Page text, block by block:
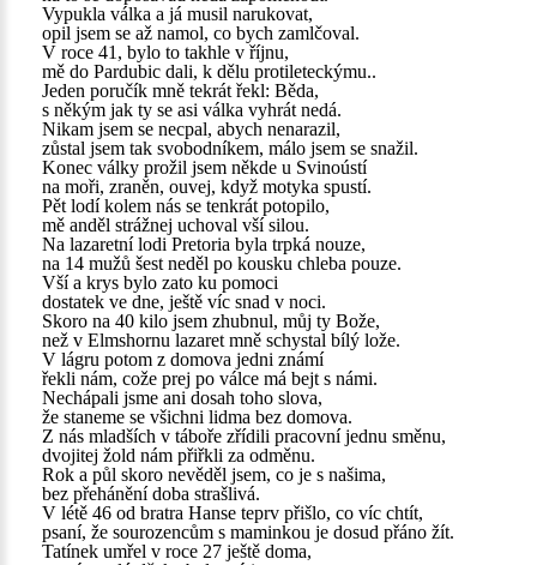
Vypukla válka a já musil narukovat,
opil jsem se až namol, co bych zamlčoval.
V roce 41, bylo to takhle v říjnu,
mě do Pardubic dali, k dělu protileteckýmu..
Jeden poručík mně tekrát řekl: Běda,
s někým jak ty se asi válka vyhrát nedá.
Nikam jsem se necpal, abych nenarazil,
zůstal jsem tak svobodníkem, málo jsem se snažil.
Konec války prožil jsem někde u Svinoústí
na moři, zraněn, ouvej, když motyka spustí.
Pět lodí kolem nás se tenkrát potopilo,
mě anděl strážnej uchoval vší silou.
Na lazaretní lodi Pretoria byla trpká nouze,
na 14 mužů šest neděl po kousku chleba pouze.
Vší a krys bylo zato ku pomoci
dostatek ve dne, ještě víc snad v noci.
Skoro na 40 kilo jsem zhubnul, můj ty Bože,
než v Elmshornu lazaret mně schystal bílý lože.
V lágru potom z domova jedni známí
řekli nám, cože prej po válce má bejt s námi.
Nechápali jsme ani dosah toho slova,
že staneme se všichni lidma bez domova.
Z nás mladších v táboře zřídili pracovní jednu směnu,
dvojitej žold nám přiřkli za odměnu.
Rok a půl skoro nevěděl jsem, co je s našima,
bez přehánění doba strašlivá.
V létě 46 od bratra Hanse teprv přišlo, co víc chtít,
psaní, že sourozencům s maminkou je dosud přáno žít.
Tatínek umřel v roce 27 ještě doma,